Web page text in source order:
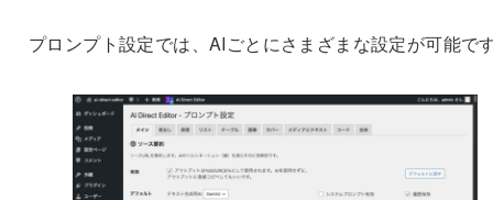
プロンプト設定では、AIごとにさまざまな設定が可能で